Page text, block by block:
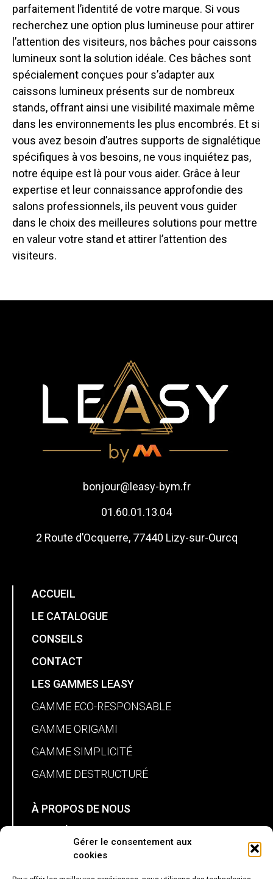
Gérer le consentement aux
cookies
parfaitement l’identité de votre marque. Si vous
recherchez une option plus lumineuse pour attirer
l’attention des visiteurs, nos bâches pour caissons
lumineux sont la solution idéale. Ces bâches sont
spécialement conçues pour s’adapter aux
caissons lumineux présents sur de nombreux
stands, offrant ainsi une visibilité maximale même
dans les environnements les plus encombrés. Et si
vous avez besoin d’autres supports de signalétique
spécifiques à vos besoins, ne vous inquiétez pas,
notre équipe est là pour vous aider. Grâce à leur
expertise et leur connaissance approfondie des
salons professionnels, ils peuvent vous guider
dans le choix des meilleures solutions pour mettre
en valeur votre stand et attirer l’attention des
visiteurs.
bonjour@leasy-bym.fr
01.60.01.13.04
2 Route d’Ocquerre, 77440 Lizy-sur-Ourcq
ACCUEIL
LE CATALOGUE
CONSEILS
CONTACT
LES GAMMES LEASY
GAMME ECO-RESPONSABLE
GAMME ORIGAMI
GAMME SIMPLICITÉ
GAMME DESTRUCTURÉ
À PROPOS DE NOUS
MON PANIER